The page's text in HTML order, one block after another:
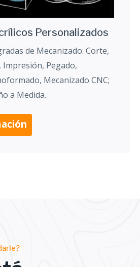
Personalizados
de Mecanizado: Corte,
Impresión, Pegado,
Mecanizado CNC;
a Medida.